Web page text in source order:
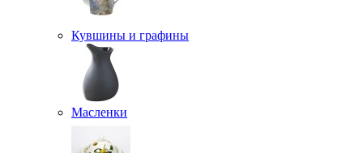
Кувшины и графины
Масленки